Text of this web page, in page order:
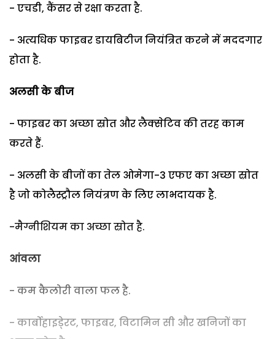
- एचडी, कैंसर से रक्षा करता है.
- अत्यधिक फाइबर डायबिटीज नियंत्रित करने में मददगार
होता है.
अलसी के बीज
- फाइबर का अच्छा स्रोत और लैक्सेटिव की तरह काम
करते हैं.
- अलसी के बीजों का तेल ओमेगा-3 एफए का अच्छा स्रोत
है जो कोलैस्ट्रौल नियंत्रण के लिए लाभदायक है.
-मैग्नीशियम का अच्छा स्रोत है.
आंवला
- कम कैलोरी वाला फल है.
- कार्बोहाइडे्रट, फाइबर, विटामिन सी और खनिजों का